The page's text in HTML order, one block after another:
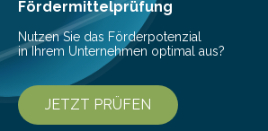
Fördermittelprüfung
Nutzen Sie das Förderpotenzial
in Ihrem Unternehmen optimal aus?
JETZT PRÜFEN